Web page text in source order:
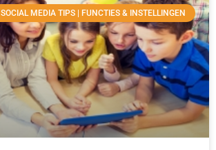
SOCIAL MEDIA TIPS | FUNCTIES & INSTELLINGEN